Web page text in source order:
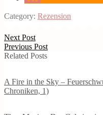
Category: Rezension
Next Post
Previous Post
Related Posts
A Fire in the Sky –
Chroniken, 1)